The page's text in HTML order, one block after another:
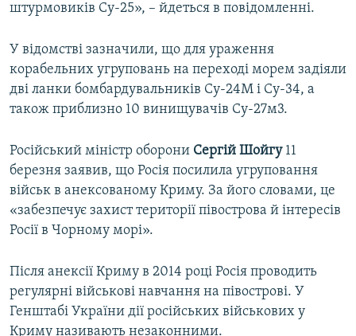
штурмовиків Су-25», – йдеться в повідомленні.
У відомстві зазначили, що для ураження
корабельних угруповань на переході морем задіяли
дві ланки бомбардувальників Су-24М і Су-34, а
також приблизно 10 винищувачів Су-27м3.
Російський міністр оборони Сергій Шойгу11
березня заявив, що Росія посилила угруповання
військ в анексованому Криму. За його словами, це
«забезпечує захист території півострова й інтересів
Росії в Чорному морі».
Після анексії Криму в 2014 році Росія проводить
регулярні військові навчання на півострові. У
Генштабі України дії російських військових у
Криму називають незаконними.